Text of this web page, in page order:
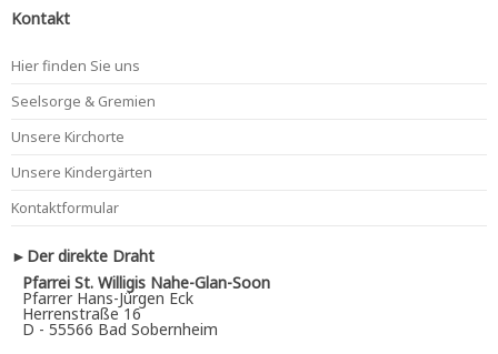
Kontakt
Hier finden Sie uns
Seelsorge & Gremien
Unsere Kirchorte
Unsere Kindergärten
Kontaktformular
►Der direkte Draht
Pfarrei St. Willigis Nahe-Glan-Soon
Pfarrer Hans-Jürgen Eck
Herrenstraße 16
D - 55566 Bad Sobernheim